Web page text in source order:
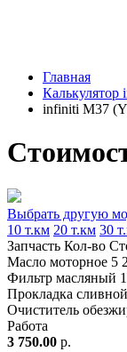
Главная
Калькулятор
infiniti M37
Выбрать другую
10 т.км 20 т.км 30
Запчасть Кол-во
Масло моторное 5
Фильтр масляный 1
Прокладка
Очиститель
Работа
3 750.00 р.